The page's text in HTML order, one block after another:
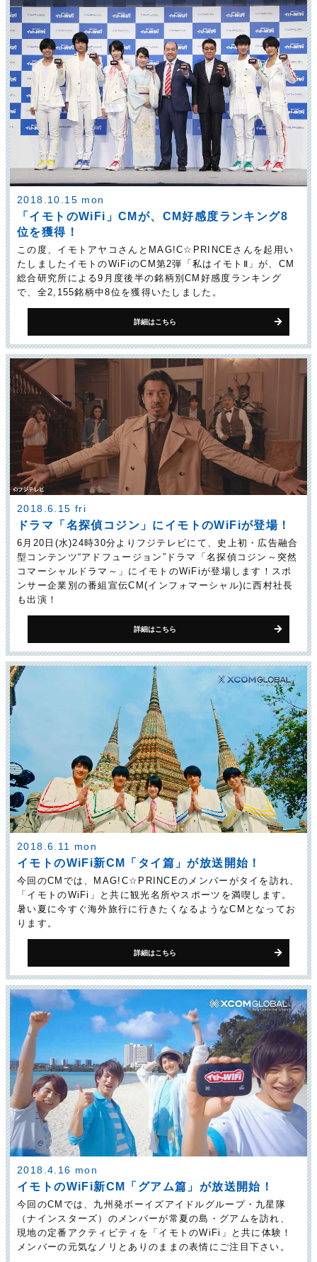
2018.10.15 mon
「イモトのWiFi」CMが、CM好感度ランキング8
位を獲得！
この度、イモトアヤコさんとMAG!C☆PRINCEさんを起用い
たしましたイモトのWiFiのCM第2弾「私はイモトⅡ」が、CM
総合研究所による9月度後半の銘柄別CM好感度ランキング
で、全2,155銘柄中8位を獲得いたしました。
詳細はこちら
2018.6.15 fri
ドラマ「名探偵コジン」に イモトのWiFiが登場！
6月20日(水)24時30分よりフジテレビにて、史上初・広告融合
型コンテンツ“アドフュージョン”ドラマ「名探偵コジン～突然
コマーシャルドラマ～」にイモトのWiFiが登場します！スポ
ンサー企業別の番組宣伝CM(インフォマーシャル)に西村社長
も出演！
詳細はこちら
2018.6.11 mon
イモトのWiFi新CM「タイ篇」が放送開始！
今回のCMでは、MAG!C☆PRINCEのメンバーがタイを訪れ、
「イモトのWiFi」と共に観光名所やスポーツを満喫します。
暑い夏に今すぐ海外旅行に行きたくなるようなCMとなってお
ります。
詳細はこちら
2018.4.16 mon
イモトのWiFi新CM「グアム篇」が放送開始！
今回のCMでは、九州発ボーイズアイドルグループ・九星隊
（ナインスターズ）のメンバーが常夏の島・グアムを訪れ、
現地の定番アクティビティを「イモトのWiFi」と共に体験！
メンバーの元気なノリとありのままの表情にご注目下さい。